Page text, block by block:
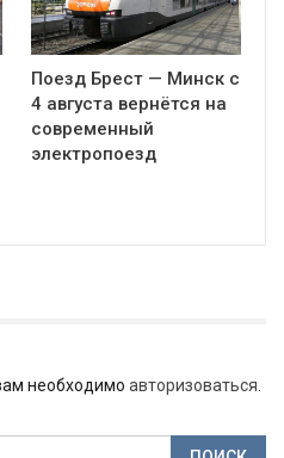
Поезд Брест — Минск с
4 августа вернётся на
современный
электропоезд
необходимо авторизоваться